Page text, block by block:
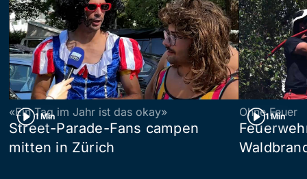
1 Min
«Ein Tag im Jahr ist das okay»
Street-Parade-Fans campen
mitten in Zürich
1 Min
Ohne Feuer